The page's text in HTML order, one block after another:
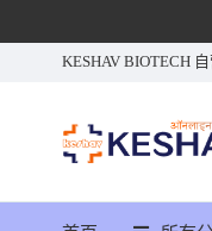
KESHAV BIOTECH